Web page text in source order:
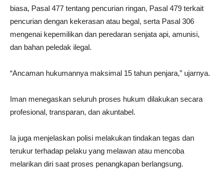
biasa, Pasal 477 tentang pencurian ringan, Pasal 479 terkait
pencurian dengan kekerasan atau begal, serta Pasal 306
mengenai kepemilikan dan peredaran senjata api, amunisi,
dan bahan peledak ilegal.
“Ancaman hukumannya maksimal 15 tahun penjara,” ujarnya.
Iman menegaskan seluruh proses hukum dilakukan secara
profesional, transparan, dan akuntabel.
Ia juga menjelaskan polisi melakukan tindakan tegas dan
terukur terhadap pelaku yang melawan atau mencoba
melarikan diri saat proses penangkapan berlangsung.